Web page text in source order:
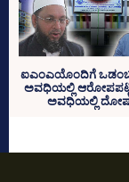
ಐಎಂಎಯೊಂದಿಗೆ
ಅವಧಿಯಲ್ಲಿ
ಅವಧಿಯಲ್ಲಿ